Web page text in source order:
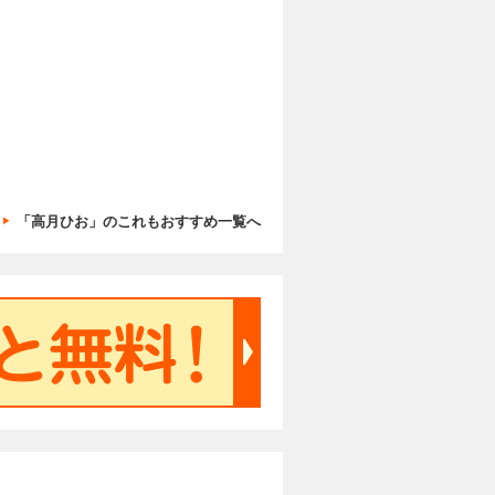
「高月ひお」のこれもおすすめ一覧へ